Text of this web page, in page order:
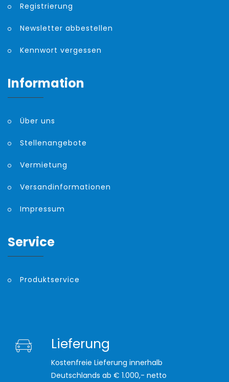
Registrierung
Newsletter abbestellen
Kennwort vergessen
Information
Über uns
Stellenangebote
Vermietung
Versandinformationen
Impressum
Service
Produktservice
Lieferung
Kostenfreie Lieferung innerhalb
Deutschlands ab € 1.000,- netto